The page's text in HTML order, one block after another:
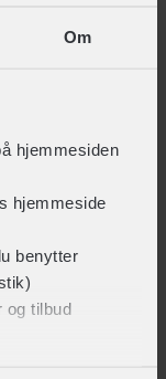
Om
hjemmesiden
hjemmeside
benytter
og tilbud
lukninger gør